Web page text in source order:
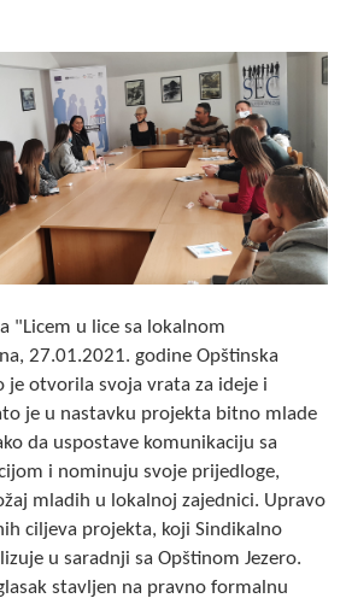
NAČELNIK
SKUPŠTINA
opštine jezero
"Licem u lice sa lokalnom
27.01.2021. godine Opštinska
je otvorila svoja vrata za ideje i
je u nastavku projekta bitno mlade
da uspostave komunikaciju sa
i nominuju svoje prijedloge,
mladih u lokalnoj zajednici. Upravo
ciljeva projekta, koji Sindikalno
u saradnji sa Opštinom Jezero.
stavljen na pravno formalnu